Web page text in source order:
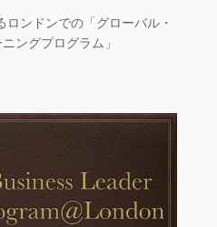
ンドンでの「グローバル・
ングプログラム」